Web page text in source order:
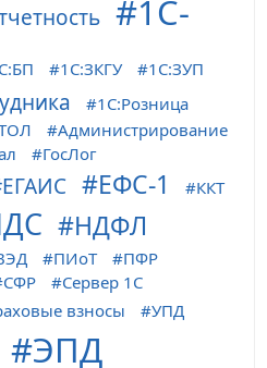
1С-
1С:ЗКГУ 1С:ЗУП
1С:Розница
Администрирование
ГосЛог
ЕГАИС ЕФС-1
ККТ
НДФЛ
ПИоТ
ПФР
СФР Сервер 1С
взносы УПД
ЭПД